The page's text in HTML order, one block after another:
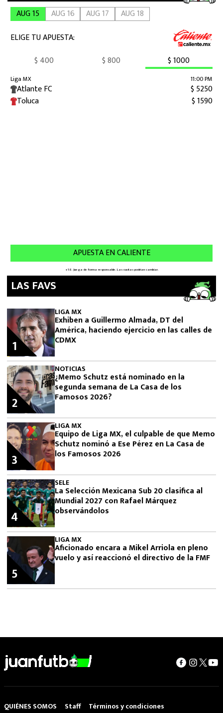
LAS FAVS
LIGA MX
Exhiben a Guillermo Almada, DT del
América, haciendo ejercicio en las calles de
CDMX
1
NOTICIAS
¿Memo Schutz está nominado en la
segunda semana de La Casa de los
Famosos 2026?
2
LIGA MX
Equipo de Liga MX, el culpable de que Memo
Schutz nominó a Ese Pérez en La Casa de
los Famosos 2026
3
SELE
La Selección Mexicana Sub 20 clasifica al
Mundial 2027 con Rafael Márquez
observándolos
4
LIGA MX
Aficionado encara a Mikel Arriola en pleno
vuelo y así reaccionó el directivo de la FMF
5
QUIÉNES SOMOS Staff Términos y condiciones